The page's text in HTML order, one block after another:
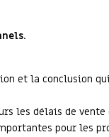
.
et la conclusion
les délais de
pour les